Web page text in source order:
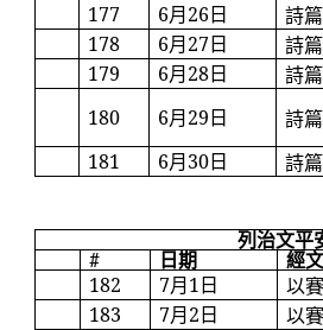
177
6月26日
詩
178
6月27日
詩
179
6月28日
詩
180
6月29日
詩
181
6月30日 詩
列治文平
# 日期
經
182
7月1日
以
183
7月2日
以